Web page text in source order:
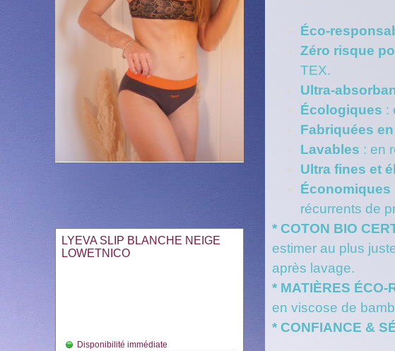
LYEVA SLIP BLANCHE NEIGE
LOWETNICO
Disponibilité immédiate
Éco-
Zéro risque
TEX.
Ultra-
Écologiques :
Fabriquées
Lavables : en
Ultra fines et
Économiques
récurrents de
* COTON BIO
estimer au plus
après lavage.
* MATIÈRES ÉCO-
en viscose de
* CONFIANCE &